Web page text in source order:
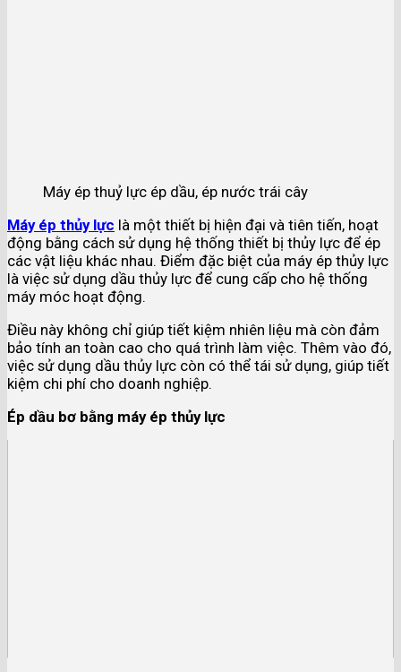
Máy ép thuỷ lực ép dầu, ép nước trái cây
Máy ép thủy lực là một thiết bị hiện đại và tiên tiến, hoạt
động bằng cách sử dụng hệ thống thiết bị thủy lực để ép
các vật liệu khác nhau. Điểm đặc biệt của máy ép thủy lực
là việc sử dụng dầu thủy lực để cung cấp cho hệ thống
máy móc hoạt động.
Điều này không chỉ giúp tiết kiệm nhiên liệu mà còn đảm
bảo tính an toàn cao cho quá trình làm việc. Thêm vào đó,
việc sử dụng dầu thủy lực còn có thể tái sử dụng, giúp tiết
kiệm chi phí cho doanh nghiệp.
Ép dầu bơ bằng máy ép thủy lực